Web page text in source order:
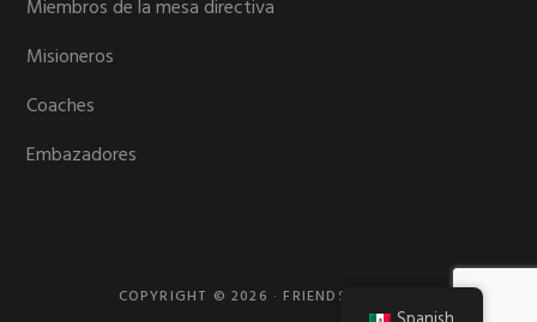
Miembros de la mesa directiva
Misioneros
Coaches
Embazadores
COPYRIGHT © 2026 · FRIENDS MISSION